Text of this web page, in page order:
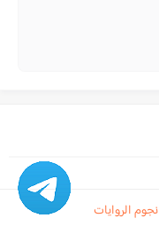
نجوم الروايات